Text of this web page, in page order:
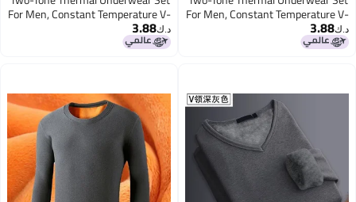
For Men, Constant Temperature V-
Neck And Crew Neck, Non-Pilling,
Skin-Friendly And Cold-Resistant
د.ك‏3.88
For Men, Constant Temperature V-
Neck And Crew Neck, Non-Pilling,
Skin-Friendly And Cold-Resistant
د.ك‏3.88